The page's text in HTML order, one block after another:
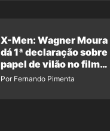
X-Men: Wagner Moura
dá 1ª declaração sobre
papel de vilão no filme
da Marvel
Por Fernando Pimenta